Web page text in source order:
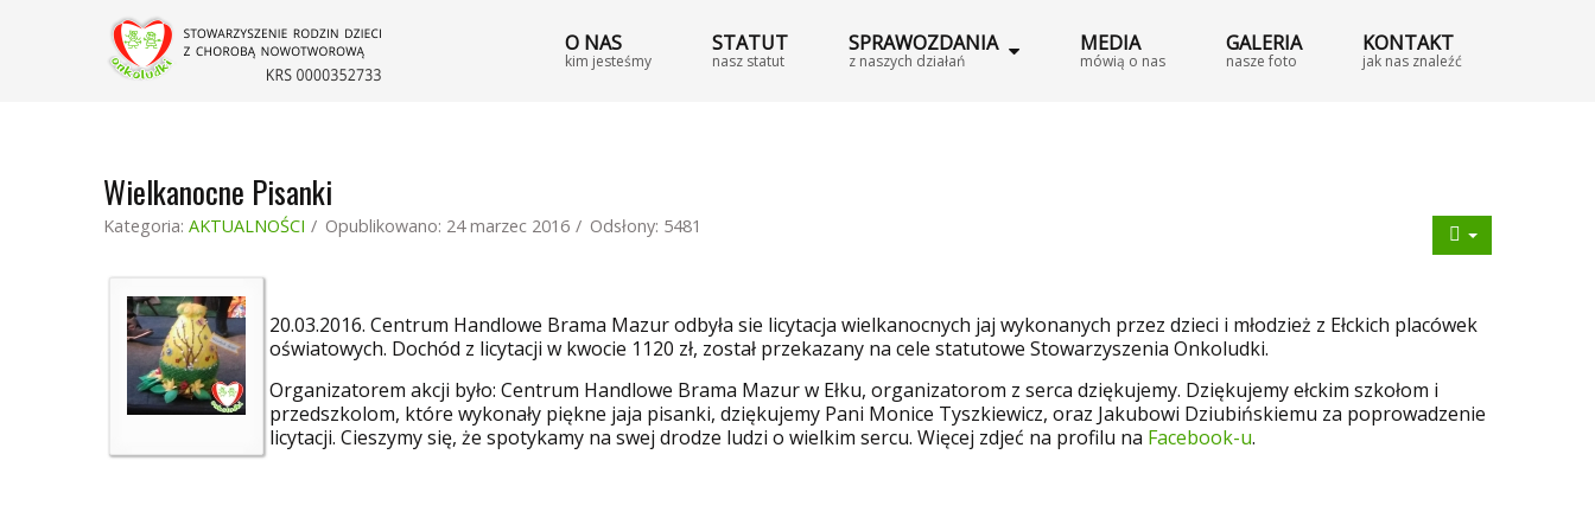
O NAS
kim jesteśmy
STATUT
nasz statut
SPRAWOZDANIA
z naszych działań
MEDIA
mówią o nas
GALERIA
nasze foto
KONTAKT
jak nas znaleźć
Wielkanocne Pisanki
Kategoria: AKTUALNOŚCI Opublikowano: 24 marzec 2016 Odsłony: 5481
20.03.2016. Centrum Handlowe Brama Mazur odbyła sie licytacja wielkanocnych jaj wykonanych przez dzieci i młodzież z Ełckich placówek
oświatowych. Dochód z licytacji w kwocie 1120 zł, został przekazany na cele statutowe Stowarzyszenia Onkoludki.
Organizatorem akcji było: Centrum Handlowe Brama Mazur w Ełku, organizatorom z serca dziękujemy. Dziękujemy ełckim szkołom i
przedszkolom, które wykonały piękne jaja pisanki, dziękujemy Pani Monice Tyszkiewicz, oraz Jakubowi Dziubińskiemu za poprowadzenie
licytacji. Cieszymy się, że spotykamy na swej drodze ludzi o wielkim sercu. Więcej zdjeć na profilu na Facebook-u.